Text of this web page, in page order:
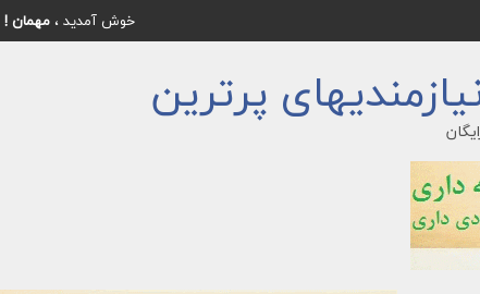
خوش آمدید ، مهمان !
پرترین